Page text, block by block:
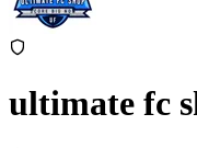
ultimate fc